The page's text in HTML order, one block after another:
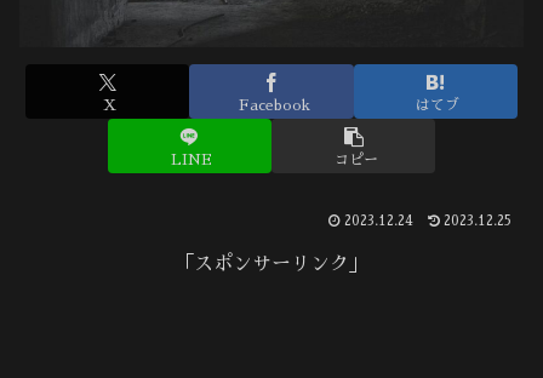
X Facebook はてブ
LINE コピー
2023.12.24 2023.12.25
「スポンサーリンク」